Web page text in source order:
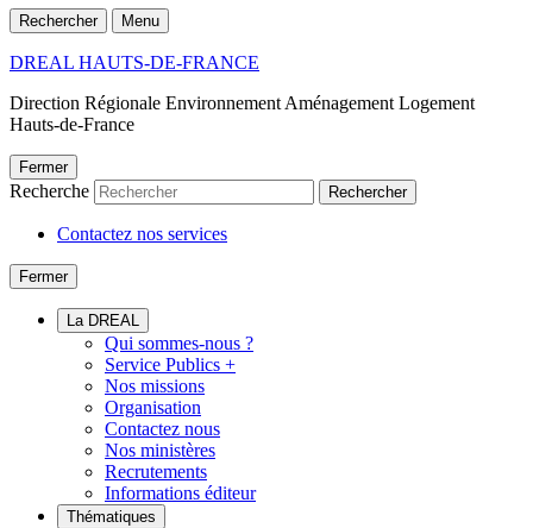
Rechercher Menu
DREAL HAUTS-DE-FRANCE
Direction Régionale Environnement Aménagement Logement
Hauts-de-France
Fermer
Recherche Rechercher
Contactez nos services
Fermer
La DREAL
Qui sommes-nous ?
Service Publics +
Nos missions
Organisation
Contactez nous
Nos ministères
Recrutements
Informations éditeur
Thématiques